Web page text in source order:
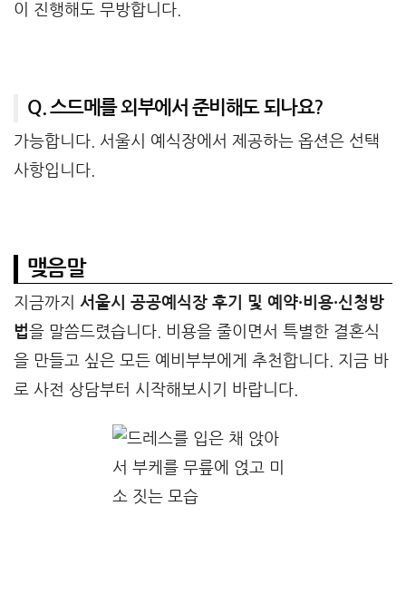
이 진행해도 무방합니다.
Q. 스드메를 외부에서 준비해도 되나요?
가능합니다. 서울시 예식장에서 제공하는 옵션은 선택
사항입니다.
맺음말
지금까지 서울시 공공예식장 후기 및 예약·비용·신청방
법을 말씀드렸습니다. 비용을 줄이면서 특별한 결혼식
을 만들고 싶은 모든 예비부부에게 추천합니다. 지금 바
로 사전 상담부터 시작해보시기 바랍니다.